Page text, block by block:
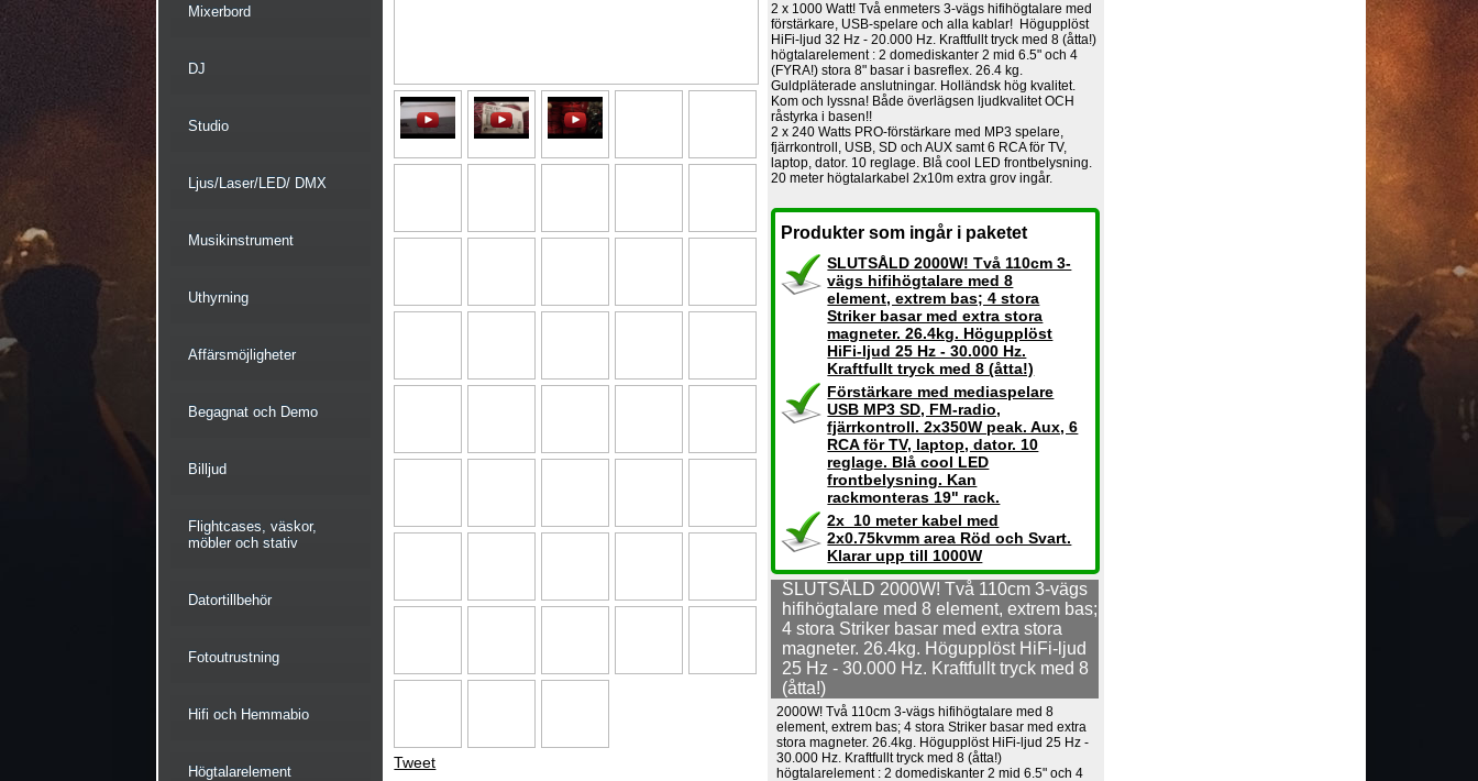
Mixerbord
DJ
Studio
Ljus/Laser/LED/ DMX
Musikinstrument
Uthyrning
Affärsmöjligheter
Begagnat och Demo
Billjud
Flightcases, väskor,
möbler och stativ
Datortillbehör
Fotoutrustning
Hifi och Hemmabio
Högtalarelement
Tweet
2 x 1000 Watt! Två enmeters 3-vägs hifihögtalare med
förstärkare, USB-spelare och alla kablar! Högupplöst
HiFi-ljud 32 Hz - 20.000 Hz. Kraftfullt tryck med 8 (åtta!)
högtalarelement : 2 domediskanter 2 mid 6.5" och 4
(FYRA!) stora 8" basar i basreflex. 26.4 kg.
Guldpläterade anslutningar. Holländsk hög kvalitet.
Kom och lyssna! Både överlägsen ljudkvalitet OCH
råstyrka i basen!!
2 x 240 Watts PRO-förstärkare med MP3 spelare,
fjärrkontroll, USB, SD och AUX samt 6 RCA för TV,
laptop, dator. 10 reglage. Blå cool LED frontbelysning.
20 meter högtalarkabel 2x10m extra grov ingår.
Produkter som ingår i paketet
SLUTSÅLD 2000W! Två 110cm 3-
vägs hifihögtalare med 8
element, extrem bas; 4 stora
Striker basar med extra stora
magneter. 26.4kg. Högupplöst
HiFi-ljud 25 Hz - 30.000 Hz.
Kraftfullt tryck med 8 (åtta!)
Förstärkare med mediaspelare
USB MP3 SD, FM-radio,
fjärrkontroll. 2x350W peak. Aux, 6
RCA för TV, laptop, dator. 10
reglage. Blå cool LED
frontbelysning. Kan
rackmonteras 19" rack.
2x 10 meter kabel med
2x0.75kvmm area Röd och Svart.
Klarar upp till 1000W
SLUTSÅLD 2000W! Två 110cm 3-vägs
hifihögtalare med 8 element, extrem bas;
4 stora Striker basar med extra stora
magneter. 26.4kg. Högupplöst HiFi-ljud
25 Hz - 30.000 Hz. Kraftfullt tryck med 8
(åtta!)
2000W! Två 110cm 3-vägs hifihögtalare med 8
element, extrem bas; 4 stora Striker basar med extra
stora magneter. 26.4kg. Högupplöst HiFi-ljud 25 Hz -
30.000 Hz. Kraftfullt tryck med 8 (åtta!)
högtalarelement : 2 domediskanter 2 mid 6.5" och 4